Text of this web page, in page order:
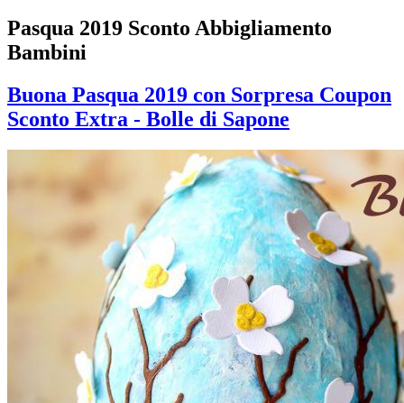
Pasqua 2019 Sconto Abbigliamento
Bambini
Buona Pasqua 2019 con Sorpresa Coupon
Sconto Extra - Bolle di Sapone